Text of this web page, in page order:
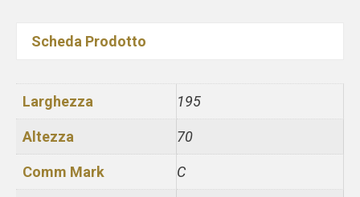
Scheda Prodotto
Larghezza 195
Altezza 70
Comm Mark C